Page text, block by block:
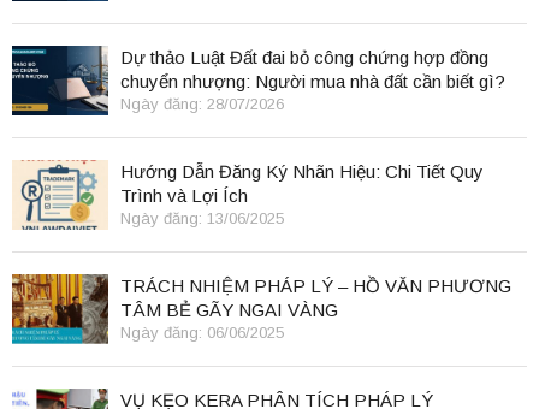
Dự thảo Luật Đất đai bỏ công chứng hợp đồng
chuyển nhượng: Người mua nhà đất cần biết gì?
Ngày đăng: 28/07/2026
Hướng Dẫn Đăng Ký Nhãn Hiệu: Chi Tiết Quy
Trình và Lợi Ích
Ngày đăng: 13/06/2025
TRÁCH NHIỆM PHÁP LÝ – HỒ VĂN PHƯƠNG
TÂM BẺ GÃY NGAI VÀNG
Ngày đăng: 06/06/2025
VỤ KẸO KERA PHÂN TÍCH PHÁP LÝ